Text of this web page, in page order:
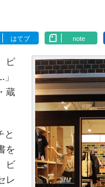
はてブ note
ピ
蔵
と
を
ビ
レ